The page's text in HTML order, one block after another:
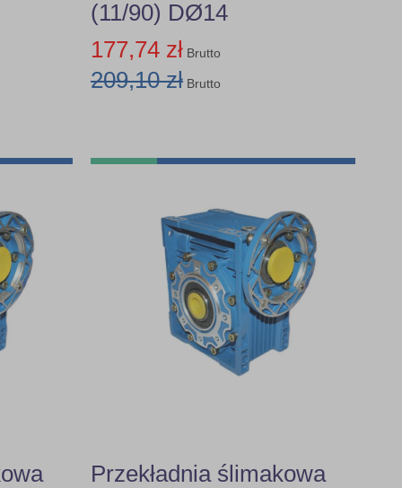
(11/90) DØ14
177,74 zł Brutto
209,10 zł Brutto
Przekładnia ślimakowa